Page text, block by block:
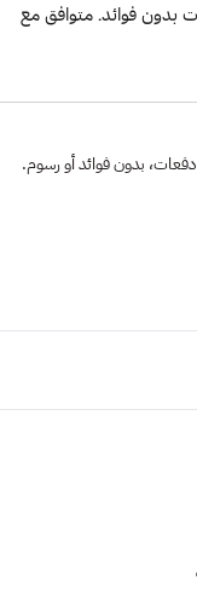
قسم دفعاتك بطريقة ميسرة إلى 4 وحتى 6 دفعات، بدون فوائد أو رسوم.